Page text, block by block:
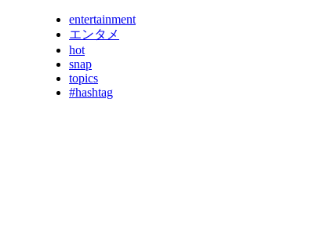
entertainment
エンタメ
hot
snap
topics
#hashtag